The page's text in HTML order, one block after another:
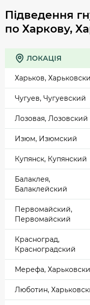
Підведення
по Харкову,
ЛОКАЦІЯ
Харьков,
Чугуев, Чугуевский
Лозовая, Лозовский
Изюм, Изюмский
Купянск, Купянский
Балаклея,
Балаклейский
Первомайский,
Первомайский
Красноград,
Красноградский
Мерефа,
Люботин,